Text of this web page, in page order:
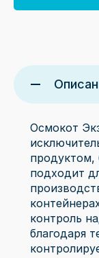
Осмокот
продуктом,
подходит
контроль
благодаря